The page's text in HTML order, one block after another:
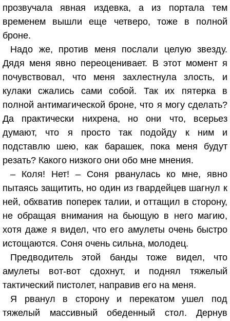
прозвучала явная издевка, а из портала тем
временем вышли еще четверо, тоже в полной
броне.
Надо же, против меня послали целую звезду.
Дядя меня явно переоценивает. В этот момент я
почувствовал, что меня захлестнула злость, и
кулаки сжались сами собой. Так их пятерка в
полной антимагической броне, что я могу сделать?
Да практически нихрена, но они что, всерьез
думают, что я просто так подойду к ним и
подставлю шею, как барашек, пока меня будут
резать? Какого низкого они обо мне мнения.
– Коля! Нет! – Соня рванулась ко мне, явно
пытаясь защитить, но один из гвардейцев шагнул к
ней, обхватив поперек талии, и оттащил в сторону,
не обращая внимания на бьющую в него магию,
хотя даже я видел, что его амулеты очень быстро
истощаются. Соня очень сильна, молодец.
Предводитель этой банды тоже видел, что
амулеты вот-вот сдохнут, и поднял тяжелый
тактический пистолет, направив его на меня.
Я рванул в сторону и перекатом ушел под
тяжелый массивный обеденный стол. Дернув